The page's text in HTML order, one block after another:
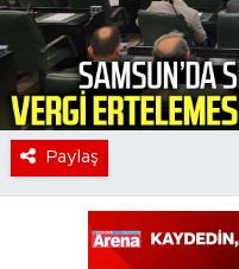
Paylaş